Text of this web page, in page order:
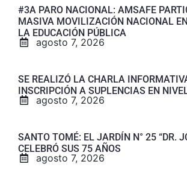
#3A PARO NACIONAL: AMSAFE
MASIVA MOVILIZACIÓN NACIONAL
LA EDUCACIÓN PÚBLICA
agosto 7, 2026
SE REALIZÓ LA CHARLA
INSCRIPCIÓN A SUPLENCIAS EN
agosto 7, 2026
SANTO TOMÉ: EL JARDÍN N° 25 “DR.
CELEBRÓ SUS 75 AÑOS
agosto 7, 2026